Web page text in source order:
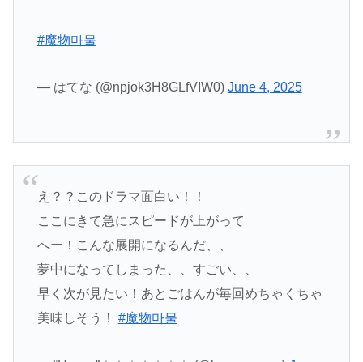
#魔物마물
— はてな (@npjok3H8GLfVIW0) June 4, 2025
え？？このドラマ面白い！！
ここにきて急にスピードが上がって
へー！こんな展開になるんだ、、
夢中になってしまった、、すごい、、
早く次が見たい！あとごはんが毎回めちゃくちゃ
美味しそう！ #魔物마물